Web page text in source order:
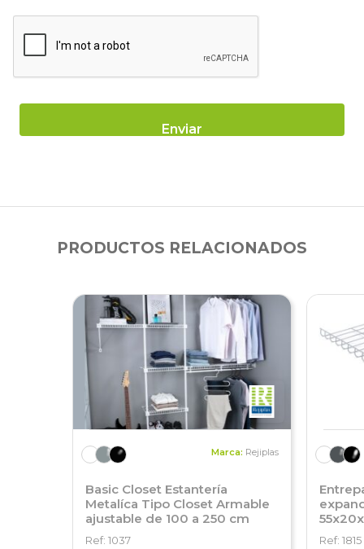
PRODUCTOS RELACIONADOS
Marca: Rejiplas
Basic Closet Estantería
Metalíca Tipo Closet Armable
ajustable de 100 a 250 cm
Ref: 1037 Ref: 1815